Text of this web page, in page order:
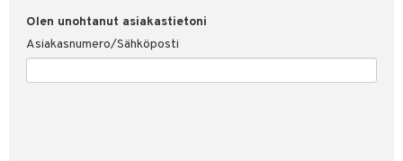
Olen unohtanut asiakastietoni
Asiakasnumero/Sähköposti